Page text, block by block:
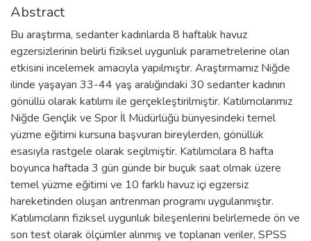
Abstract
Bu araştırma, sedanter kadınlarda 8 haftalık havuz
egzersizlerinin belirli fiziksel uygunluk parametrelerine olan
etkisini incelemek amacıyla yapılmıştır. Araştırmamız Niğde
ilinde yaşayan 33-44 yaş aralığındaki 30 sedanter kadının
gönüllü olarak katılımı ile gerçekleştirilmiştir. Katılımcılarımız
Niğde Gençlik ve Spor İl Müdürlüğü bünyesindeki temel
yüzme eğitimi kursuna başvuran bireylerden, gönüllük
esasıyla rastgele olarak seçilmiştir. Katılımcılara 8 hafta
boyunca haftada 3 gün günde bir buçuk saat olmak üzere
temel yüzme eğitimi ve 10 farklı havuz içi egzersiz
hareketinden oluşan antrenman programı uygulanmıştır.
Katılımcıların fiziksel uygunluk bileşenlerini belirlemede ön ve
son test olarak ölçümler alınmış ve toplanan veriler, SPSS